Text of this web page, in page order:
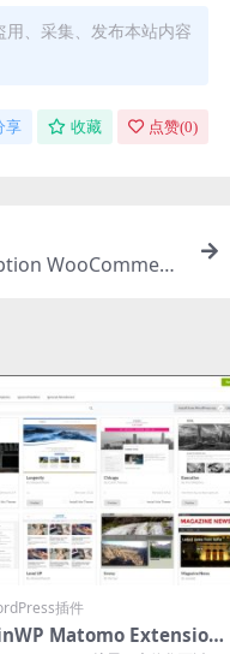
、采集、发布本站内容
享 收藏 点赞(0)
WooCommerc
插件
Matomo Extension